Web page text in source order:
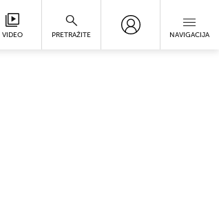
VIDEO PRETRAŽITE NAVIGACIJA